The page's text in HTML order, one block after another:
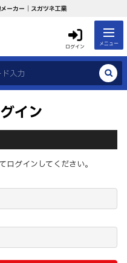
ーカー｜スガツネ工業
ログイン メニュー
イン
グインしてください。